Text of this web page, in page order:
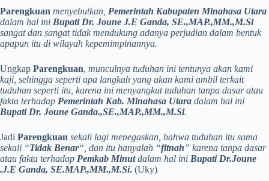
Parengkuan menyebutkan, Pemerintah Kabupaten Minahasa Utara
dalam hal ini Bupati Dr. Joune J.E Ganda, SE.,MAP.,MM.,M.Si
sangat dan sangat tidak mendukung adanya perjudian dalam bentuk
apapun itu di wilayah kepemimpinannya.
Ungkap Parengkuan, munculnya tuduhan ini tentunya akan kami
kaji, sehingga seperti apa langkah yang akan kami ambil terkait
tuduhan seperti itu, karena ini menyangkut tuduhan tanpa dasar atau
fakta terhadap Pemerintah Kab. Minahasa Utara dalam hal ini
Bupati Dr. Joune Ganda.,SE.,MAP.,MM.,M.Si.
Jadi Parengkuan sekali lagi menegaskan, bahwa tuduhan itu sama
sekali “Tidak Benar“, dan itu hanyalah “fitnah” karena tanpa dasar
atau fakta terhadap Pemkab Minutdalam hal ini Bupati Dr.Joune
.J.E Ganda, SE.MAP.,MM.,M.Si. (Uky)